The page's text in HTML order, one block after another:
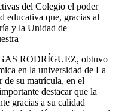
del Colegio el poder
educativa que, gracias al
y la Unidad de
RODRÍGUEZ, obtuvo
en la universidad de La
de su matrícula, en el
destacar que la
gracias a su calidad